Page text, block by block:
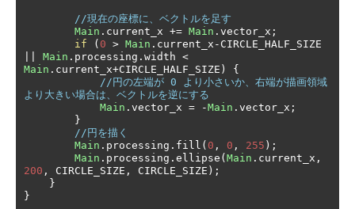
//現在の座標に、ベクトルを足す
Main . current_x += Main . vector_x ;
if
( 0 > Main . current_x -
Main . processing . width <
Main . current_x+CIRCLE_HALF_SIZE )
{
//円の左端が 0 より小さいか、右端が描画領域
より大きい場合は、ベクトルを逆にする
Main . vector_x = -Main . vector_x ;
}
//円を描く
Main . processing . fill ( 0 , 0 , 255 );
Main . processing . ellipse ( Main . current_x ,
200 , CIRCLE_SIZE , CIRCLE_SIZE );
}
}